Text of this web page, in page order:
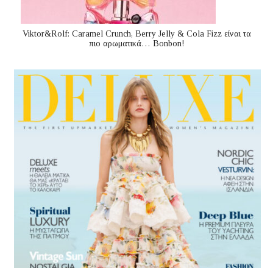
Viktor&Rolf: Caramel Crunch, Berry Jelly & Cola Fizz είναι τα
πιο αρωματικά… Bonbon!